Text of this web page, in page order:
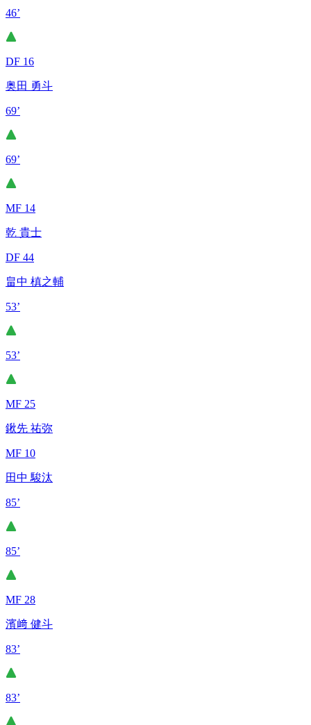
46’
DF 16
奥田 勇斗
69’
69’
MF 14
乾 貴士
DF 44
畠中 槙之輔
53’
53’
MF 25
鍬先 祐弥
MF 10
田中 駿汰
85’
85’
MF 28
濱﨑 健斗
83’
83’